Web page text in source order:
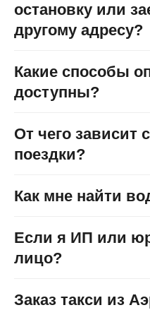
остановку или
другому адресу?
Какие способы
доступны?
От чего зависит
поездки?
Как мне найти
Если я ИП или
лицо?
Заказ такси из